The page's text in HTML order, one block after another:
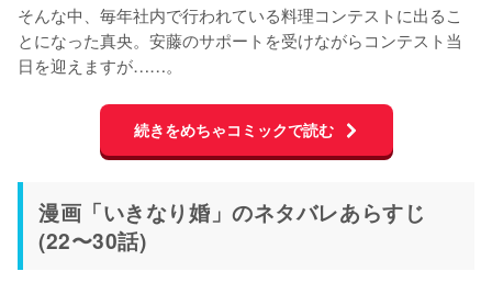
そんな中、毎年社内で行われている料理コンテストに出るこ
とになった真央。安藤のサポートを受けながらコンテスト当
日を迎えますが……。
続きをめちゃコミックで読む
漫画「いきなり婚」のネタバレあらすじ
(22〜30話)